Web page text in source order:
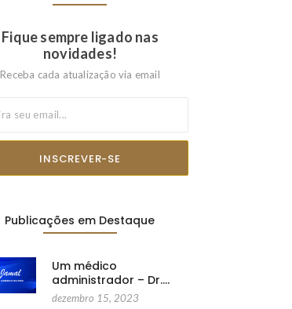
Fique sempre ligado nas
novidades!
Receba cada atualização via email
INSCREVER-SE
Publicações em Destaque
Um médico
administrador – Dr.…
dezembro 15, 2023